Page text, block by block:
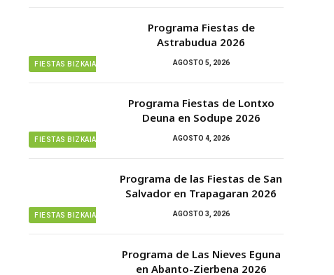
FIESTAS BIZKAIA
Programa Fiestas de
Astrabudua 2026
AGOSTO 5, 2026
FIESTAS BIZKAIA
Programa Fiestas de Lontxo
Deuna en Sodupe 2026
AGOSTO 4, 2026
FIESTAS BIZKAIA
Programa de las Fiestas de San
Salvador en Trapagaran 2026
AGOSTO 3, 2026
Programa de Las Nieves Eguna
en Abanto-Zierbena 2026